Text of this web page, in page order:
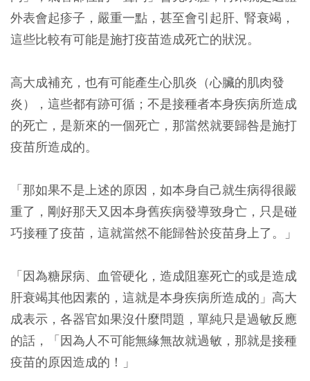
外表會起疹子，嚴重一點，甚至會引起肝、 腎衰竭，
這些比較有可能是施打疫苗造成死亡的狀況。
高大成補充，也有可能產生心肌炎（心臟的肌肉發
炎），這些都有跡可循；不是接種者本身疾病所造成
的死亡，是新來的一個死亡，那當然就要歸咎是施打
疫苗所造成的。
「那如果不是上述的原因，如本身自己就生病得很嚴
重了，剛好那天又因本身舊疾病發導致身亡，只是碰
巧接種了疫苗，這就當然不能歸咎於疫苗身上了。」
「因為糖尿病、血管硬化，造成阻塞死亡的或是造成
肝衰竭其他因素的，這就是本身疾病所造成的」高大
成表示，各器官如果沒什麼問題，單純只是過敏反應
的話，
「因為人不可能無緣無故就過敏，那就是接種
疫苗的原因造成的！」